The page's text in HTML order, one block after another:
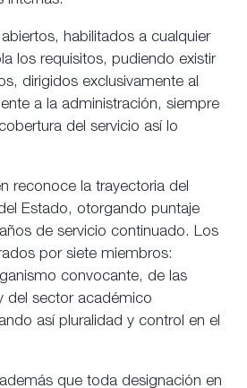
habilitados a cualquier
los requisitos, pudiendo existir
dirigidos exclusivamente al
a la administración, siempre
del servicio así lo
reconoce la trayectoria del
Estado, otorgando puntaje
de servicio continuado. Los
por siete miembros:
convocante, de las
del sector académico
así pluralidad y control en el
que toda designación en